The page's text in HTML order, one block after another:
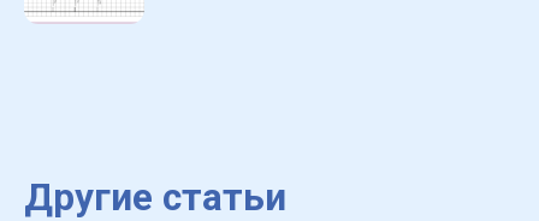
Другие статьи